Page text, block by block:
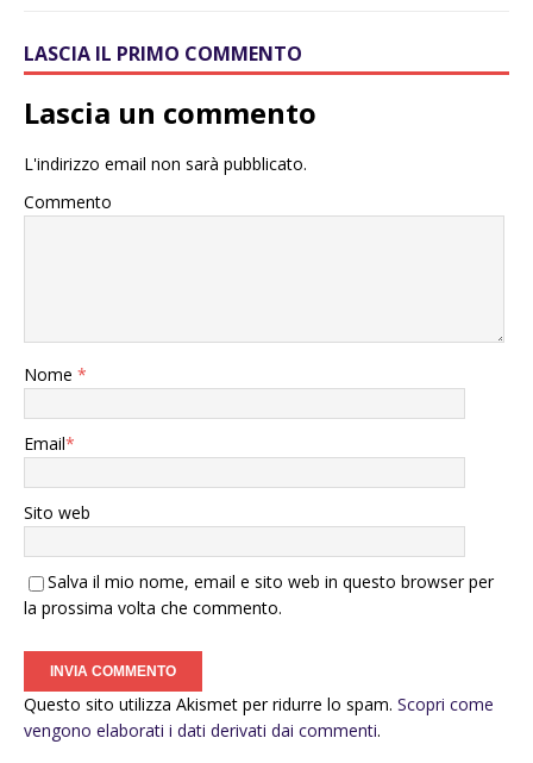
LASCIA IL PRIMO COMMENTO
Lascia un commento
L'indirizzo email non sarà pubblicato.
Commento
Nome *
Email*
Sito web
Salva il mio nome, email e sito web in questo browser per
la prossima volta che commento.
Questo sito utilizza Akismet per ridurre lo spam. Scopri come
vengono elaborati i dati derivati dai commenti.